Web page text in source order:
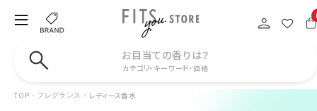
お目当ての香りは？
カテゴリ・キーワード・価格
TOP フレグランス レディース香水